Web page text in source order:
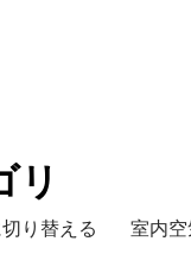
リ
り替える 室内